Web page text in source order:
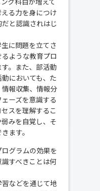
る力を身につけ
と認識されはじ
に問題を立てさ
ような教育プロ
。また、部活動
においても、た
報収集、情報分
ーズを意識する
スを理解するこ
みを自覚し、そ
ます。
ログラムの効果を
すべきことは何
などを通じて地